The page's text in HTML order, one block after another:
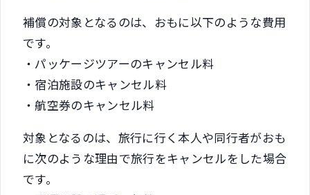
補償の対象となるのは、おもに以下のような費用
です。
・パッケージツアーのキャンセル料
・宿泊施設のキャンセル料
・航空券のキャンセル料
対象となるのは、旅行に行く本人や同行者がおも
に次のような理由で旅行をキャンセルをした場合
です。